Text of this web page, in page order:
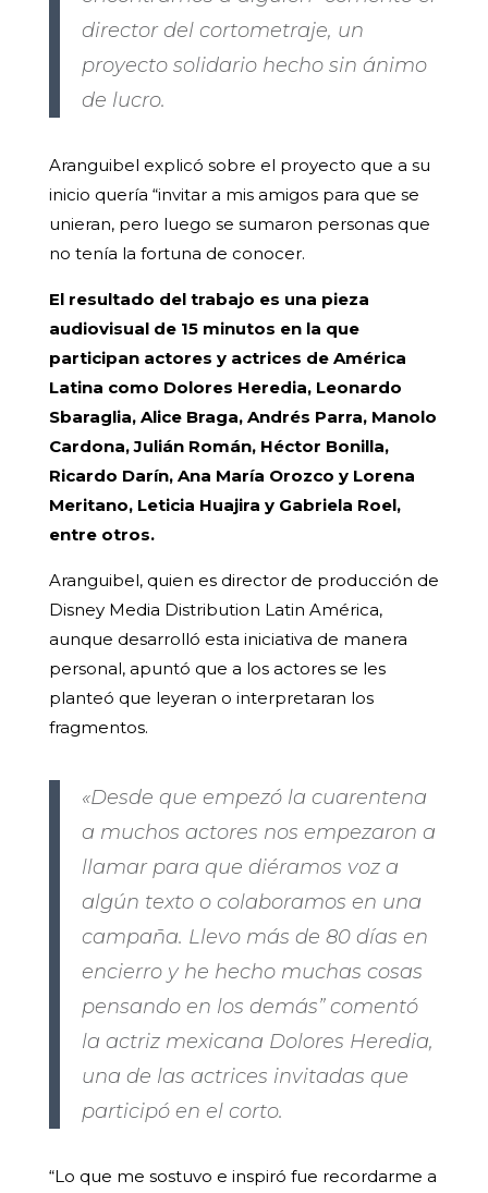
director del cortometraje, un
proyecto solidario hecho sin ánimo
de lucro.
Aranguibel explicó sobre el proyecto que a su
inicio quería “invitar a mis amigos para que se
unieran, pero luego se sumaron personas que
no tenía la fortuna de conocer.
El resultado del trabajo es una pieza
audiovisual de 15 minutos en la que
participan actores y actrices de América
Latina como Dolores Heredia, Leonardo
Sbaraglia, Alice Braga, Andrés Parra, Manolo
Cardona, Julián Román, Héctor Bonilla,
Ricardo Darín, Ana María Orozco y Lorena
Meritano, Leticia Huajira y Gabriela Roel,
entre otros.
Aranguibel, quien es director de producción de
Disney Media Distribution Latin América,
aunque desarrolló esta iniciativa de manera
personal, apuntó que a los actores se les
planteó que leyeran o interpretaran los
fragmentos.
«Desde que empezó la cuarentena
a muchos actores nos empezaron a
llamar para que diéramos voz a
algún texto o colaboramos en una
campaña. Llevo más de 80 días en
encierro y he hecho muchas cosas
pensando en los demás” comentó
la actriz mexicana Dolores Heredia,
una de las actrices invitadas que
participó en el corto.
“Lo que me sostuvo e inspiró fue recordarme a